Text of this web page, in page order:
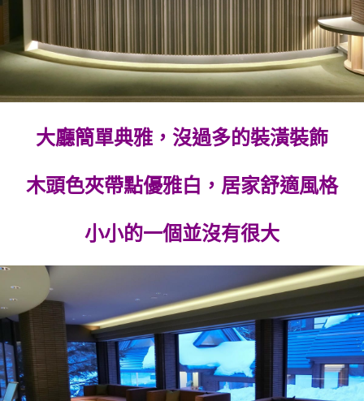
大廳簡單典雅，沒過多的裝潢裝飾
木頭色夾帶點優雅白，居家舒適風格
小小的一個並沒有很大